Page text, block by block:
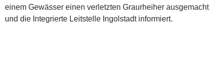
einem Gewässer einen verletzten Graurheiher ausgemacht
und die Integrierte Leitstelle Ingolstadt informiert.